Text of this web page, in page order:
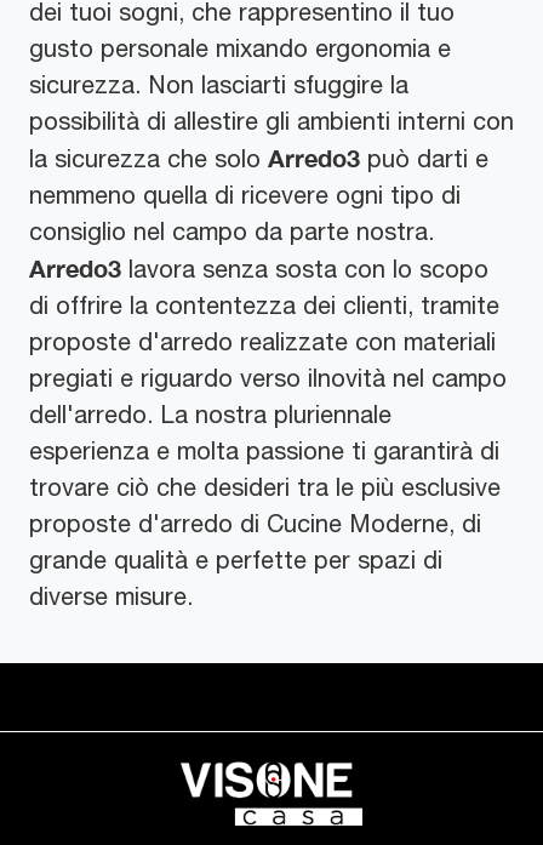
dei tuoi sogni, che rappresentino il tuo
gusto personale mixando ergonomia e
sicurezza. Non lasciarti sfuggire la
possibilità di allestire gli ambienti interni con
la sicurezza che solo Arredo3 può darti e
nemmeno quella di ricevere ogni tipo di
consiglio nel campo da parte nostra.
Arredo3 lavora senza sosta con lo scopo
di offrire la contentezza dei clienti, tramite
proposte d'arredo realizzate con materiali
pregiati e riguardo verso ilnovità nel campo
dell'arredo. La nostra pluriennale
esperienza e molta passione ti garantirà di
trovare ciò che desideri tra le più esclusive
proposte d'arredo di Cucine Moderne, di
grande qualità e perfette per spazi di
diverse misure.